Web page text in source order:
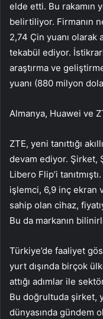
elde etti. Bu rakamın
belirtiliyor. Firmanın
2,74 Çin yuanı olarak
tekabül ediyor.
araştırma ve
yuanı (880 milyon
Almanya, Huawei ve
ZTE, yeni tanıttığı
devam ediyor. Şirket,
Libero Flip’i
işlemci, 6,9 inç ekran
sahip olan cihaz,
Bu da markanın
Türkiye’de faaliyet
yurt dışında birçok
attığı adımlar ile
Bu doğrultuda şirket,
dünyasında gündem